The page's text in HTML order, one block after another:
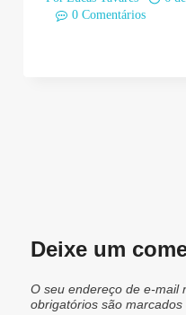
0 Comentários
Deixe um
O seu endereço de e-mail
obrigatórios são marcados